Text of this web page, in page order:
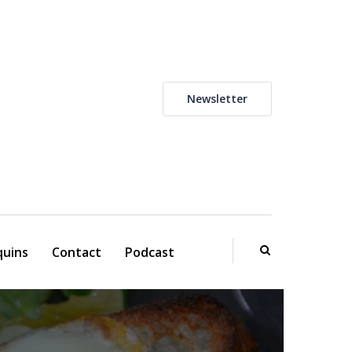
Newsletter
Contact Podcast